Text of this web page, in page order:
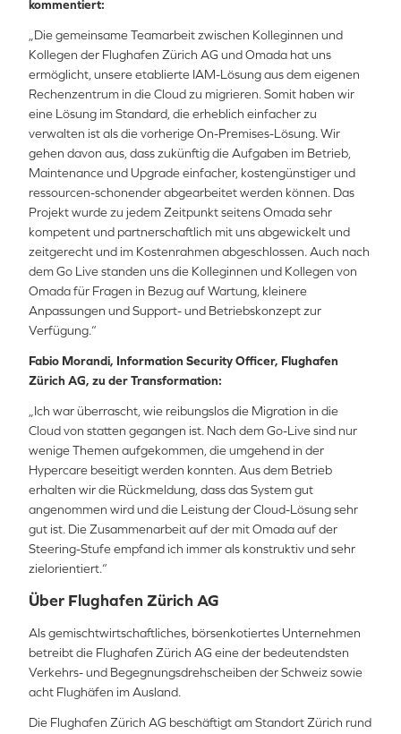
kommentiert:
„Die gemeinsame Teamarbeit zwischen Kolleginnen und
Kollegen der Flughafen Zürich AG und Omada hat uns
ermöglicht, unsere etablierte IAM-Lösung aus dem eigenen
Rechenzentrum in die Cloud zu migrieren. Somit haben wir
eine Lösung im Standard, die erheblich einfacher zu
verwalten ist als die vorherige On-Premises-Lösung. Wir
gehen davon aus, dass zukünftig die Aufgaben im Betrieb,
Maintenance und Upgrade einfacher, kostengünstiger und
ressourcen-schonender abgearbeitet werden können. Das
Projekt wurde zu jedem Zeitpunkt seitens Omada sehr
kompetent und partnerschaftlich mit uns abgewickelt und
zeitgerecht und im Kostenrahmen abgeschlossen. Auch nach
dem Go Live standen uns die Kolleginnen und Kollegen von
Omada für Fragen in Bezug auf Wartung, kleinere
Anpassungen und Support- und Betriebskonzept zur
Verfügung.“
Fabio Morandi, Information Security Officer, Flughafen
Zürich AG, zu der Transformation:
„Ich war überrascht, wie reibungslos die Migration in die
Cloud von statten gegangen ist. Nach dem Go-Live sind nur
wenige Themen aufgekommen, die umgehend in der
Hypercare beseitigt werden konnten. Aus dem Betrieb
erhalten wir die Rückmeldung, dass das System gut
angenommen wird und die Leistung der Cloud-Lösung sehr
gut ist. Die Zusammenarbeit auf der mit Omada auf der
Steering-Stufe empfand ich immer als konstruktiv und sehr
zielorientiert.“
Über Flughafen Zürich AG
Als gemischtwirtschaftliches, börsenkotiertes Unternehmen
betreibt die Flughafen Zürich AG eine der bedeutendsten
Verkehrs- und Begegnungsdrehscheiben der Schweiz sowie
acht Flughäfen im Ausland.
Die Flughafen Zürich AG beschäftigt am Standort Zürich rund